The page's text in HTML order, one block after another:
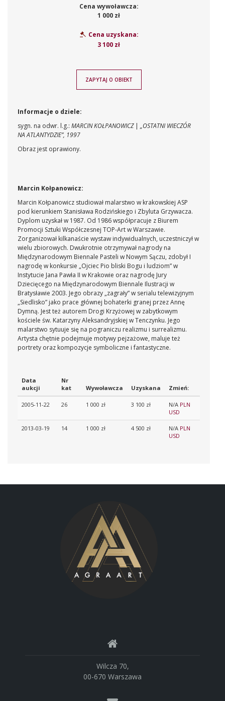
Cena wywoławcza:
1 000 zł
Cena uzyskana:
3 100 zł
ZAPYTAJ O OBIEKT
Informacje o dziele:
sygn. na odwr. l.g.: MARCIN KOŁPANOWICZ| „OSTATNI WIECZÓR
NA ATLANTYDZIE”, 1997
Obraz jest oprawiony.
Marcin Kołpanowicz:
Marcin Kołpanowicz studiował malarstwo w krakowskiej ASP
pod kierunkiem Stanisława Rodzińskiego i Zbyluta Grzywacza.
Dyplom uzyskał w 1987. Od 1986 współpracuje z Biurem
Promocji Sztuki Współczesnej TOP-Art w Warszawie.
Zorganizował kilkanaście wystaw indywidualnych, uczestniczył w
wielu zbiorowych. Dwukrotnie otrzymywał nagrody na
Międzynarodowym Biennale Pasteli w Nowym Sączu, zdobył I
nagrodę w konkursie „Ojciec Pio bliski Bogu i ludziom” w
Instytucie Jana Pawła II w Krakowie oraz nagrodę Jury
Dziecięcego na Międzynarodowym Biennale Ilustracji w
Bratysławie 2003. Jego obrazy „zagrały” w serialu telewizyjnym
„Siedlisko” jako prace głównej bohaterki granej przez Annę
Dymną. Jest też autorem Drogi Krzyżowej w zabytkowym
kościele św. Katarzyny Aleksandryjskiej w Tenczynku. Jego
malarstwo sytuuje się na pograniczu realizmu i surrealizmu.
Artysta chętnie podejmuje motywy pejzażowe, maluje też
portrety oraz kompozycje symboliczne i fantastyczne.
Data
aukcji
Nr
kat
Wywoławcza Uzyskana Zmień:
2005-11-22 26 1 000 zł 3 100 zł N/A PLN
USD
2013-03-19 14 1 000 zł 4 500 zł N/A PLN
USD
Wilcza 70,
00-670 Warszawa